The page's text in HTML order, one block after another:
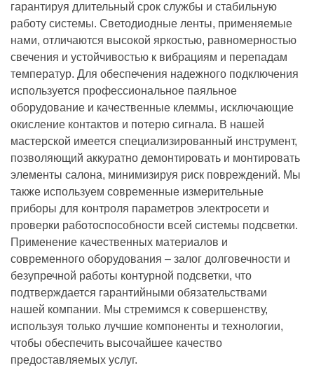
гарантируя длительный срок службы и стабильную
работу системы. Светодиодные ленты, применяемые
нами, отличаются высокой яркостью, равномерностью
свечения и устойчивостью к вибрациям и перепадам
температур. Для обеспечения надежного подключения
используется профессиональное паяльное
оборудование и качественные клеммы, исключающие
окисление контактов и потерю сигнала. В нашей
мастерской имеется специализированный инструмент,
позволяющий аккуратно демонтировать и монтировать
элементы салона, минимизируя риск повреждений. Мы
также используем современные измерительные
приборы для контроля параметров электросети и
проверки работоспособности всей системы подсветки.
Применение качественных материалов и
современного оборудования – залог долговечности и
безупречной работы контурной подсветки, что
подтверждается гарантийными обязательствами
нашей компании. Мы стремимся к совершенству,
используя только лучшие компоненты и технологии,
чтобы обеспечить высочайшее качество
предоставляемых услуг.